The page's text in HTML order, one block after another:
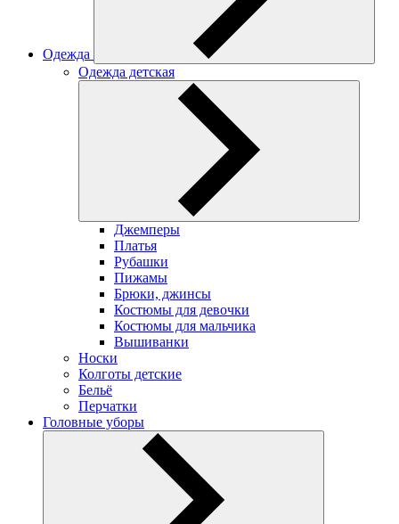
Одежда
Одежда детская
Джемперы
Платья
Рубашки
Пижамы
Брюки, джинсы
Костюмы для девочки
Костюмы для мальчика
Вышиванки
Носки
Колготы детские
Бельё
Перчатки
Головные уборы